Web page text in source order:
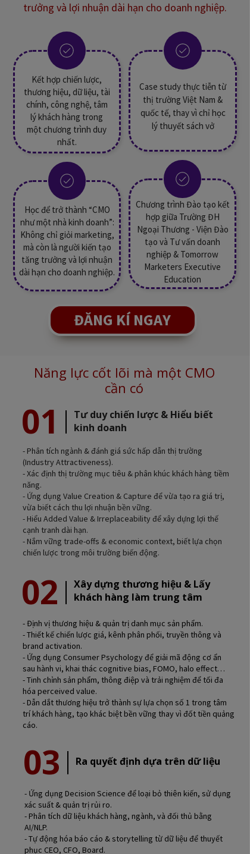
trưởng và lợi nhuận dài hạn cho doanh nghiệp.
Kết hợp chiến lược,
thương hiệu, dữ liệu, tài
chính, công nghệ, tâm
lý khách hàng trong
một chương trình duy
nhất.
Case study thực tiễn từ
thị trường Việt Nam &
quốc tế, thay vì chỉ học
lý thuyết sách vở
Học để trở thành “CMO
như một nhà kinh doanh”:
Không chỉ giỏi marketing,
mà còn là người kiến tạo
tăng trưởng và lợi nhuận
dài hạn cho doanh nghiệp.
ĐĂNG KÍ NGAY
Chương trình Đào tạo kết
hợp giữa Trường ĐH
Ngoại Thương - Viện Đào
tạo và Tư vấn doanh
nghiệp & Tomorrow
Marketers Executive
Education
02
Xây dựng thương hiệu & Lấy
khách hàng làm trung tâm
- Định vị thương hiệu & quản trị danh mục sản phẩm.
- Thiết kế chiến lược giá, kênh phân phối, truyền thông và
brand activation.
- Ứng dụng Consumer Psychology để giải mã động cơ ẩn
sau hành vi, khai thác cognitive bias, FOMO, halo effect…
- Tinh chỉnh sản phẩm, thông điệp và trải nghiệm để tối đa
hóa perceived value.
- Dẫn dắt thương hiệu trở thành sự lựa chọn số 1 trong tâm
trí khách hàng, tạo khác biệt bền vững thay vì đốt tiền quảng
cáo.
01
Tư duy chiến lược & Hiểu biết
kinh doanh
- Phân tích ngành & đánh giá sức hấp dẫn thị trường
(Industry Attractiveness).
- Xác định thị trường mục tiêu & phân khúc khách hàng tiềm
năng.
- Ứng dụng Value Creation & Capture để vừa tạo ra giá trị,
vừa biết cách thu lợi nhuận bền vững.
- Hiểu Added Value & Irreplaceability để xây dựng lợi thế
cạnh tranh dài hạn.
- Nắm vững trade-offs & economic context, biết lựa chọn
chiến lược trong môi trường biến động.
03 Ra quyết định dựa trên dữ liệu
- Ứng dụng Decision Science để loại bỏ thiên kiến, sử dụng
xác suất & quản trị rủi ro.
- Phân tích dữ liệu khách hàng, ngành, và đối thủ bằng
AI/NLP.
- Tự động hóa báo cáo & storytelling từ dữ liệu để thuyết
phục CEO, CFO, Board.
Năng lực cốt lõi mà một CMO
cần có